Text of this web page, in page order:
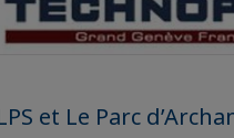
et Le Parc